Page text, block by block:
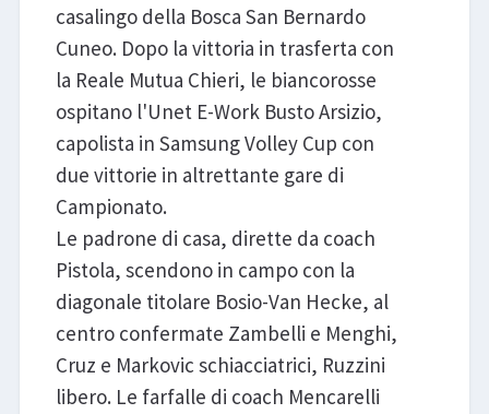
casalingo della Bosca San Bernardo
Cuneo. Dopo la vittoria in trasferta con
la Reale Mutua Chieri, le biancorosse
ospitano l'Unet E-Work Busto Arsizio,
capolista in Samsung Volley Cup con
due vittorie in altrettante gare di
Campionato.
Le padrone di casa, dirette da coach
Pistola, scendono in campo con la
diagonale titolare Bosio-Van Hecke, al
centro confermate Zambelli e Menghi,
Cruz e Markovic schiacciatrici, Ruzzini
libero. Le farfalle di coach Mencarelli